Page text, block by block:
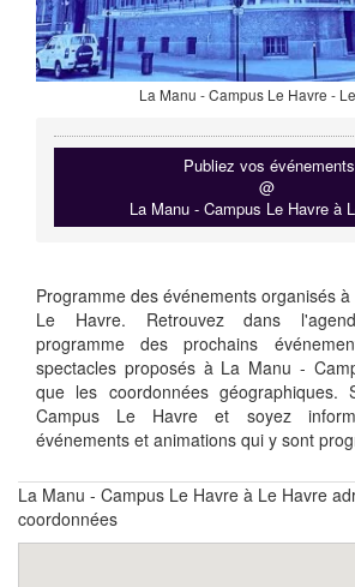
La Manu - Campus Le Havre -
Publiez vos événements
@
La Manu - Campus Le Havre à
Programme des événements organisés
Le Havre. Retrouvez dans
programme des prochains
spectacles proposés à La Manu -
que les coordonnées géographiques.
Campus Le Havre et soyez
événements et animations qui y sont
La Manu - Campus Le Havre à Le Havre
coordonnées